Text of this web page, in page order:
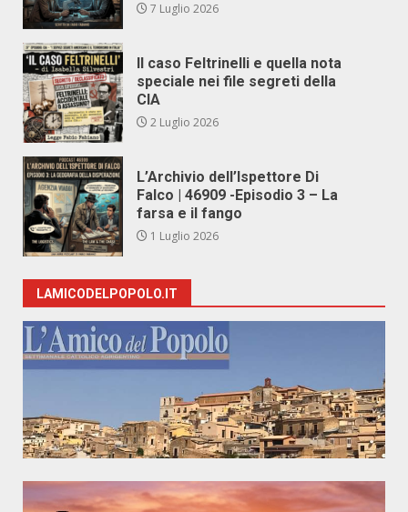
7 Luglio 2026
Il caso Feltrinelli e quella nota
speciale nei file segreti della
CIA
2 Luglio 2026
L’Archivio dell’Ispettore Di
Falco | 46909 -Episodio 3 – La
farsa e il fango
1 Luglio 2026
LAMICODELPOPOLO.IT